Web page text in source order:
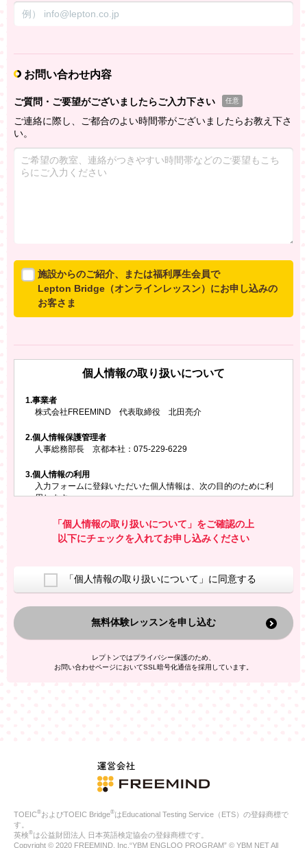
お問い合わせ内容
ご質問・ご要望がございましたらご入力下さい 任意
ご連絡に際し、ご都合のよい時間帯がございましたらお教え下さ
い。
施設からのご紹介、または福利厚生会員で
Lepton Bridge（オンラインレッスン）にお申し込みの
お客さま
いいたします。
※ご兄弟姉妹など複数でお申し込みの場合、お一人ず
所属施設名・会員番号またはクーポンコード
所属施設名
会員番号またはクーポンコード
個人情報の取り扱いについて
1.事業者
株式会社FREEMIND 代表取締役 北田亮介
2.個人情報保護管理者
人事総務部長 京都本社：075-229-6229
3.個人情報の利用
入力フォームに登録いただいた個人情報は、次の目的のために利
用します。
お問い合わせにお答えするため
レプトンのキャンペーンや新商品（新サービス）、新規開講教
室等をご案内するため
換した上で、広告・宣伝・販売促進活動に役立てること
上記の利用目的のために第三者へ提供すること
なお、この利用目的を超えた個人情報の取扱いは行いません。ま
た、これ以外の目的で個人情報を利用することはありません。
人情報を、本人が特定されないデータに不可逆変換した上で第三
者広告配信事業者においてマッチングを行い、その結果に基づい
ご本人の同意がある場合
法令に基づく場合
人の生命、身体または財産の保護のために必要がある場合であ
公衆衛生の向上または児童の健全な育成の推進のために特に必
合
「個人情報の取り扱いについて」をご確認の上
以下にチェックを入れてお申し込みください
「個人情報の取り扱いについて」に同意する
無料体験レッスンを申し込む
レプトンではプライバシー保護のため、
お問い合わせページにおいてSSL暗号化通信を採用しています。
TOEIC®およびTOEIC Bridge®はEducational Testing Service（ETS）の登録商標で
す。
英検®は公益財団法人 日本英語検定協会の登録商標です。
Copyright © 2020 FREEMIND, Inc.“YBM ENGLOO PROGRAM” © YBM NET All